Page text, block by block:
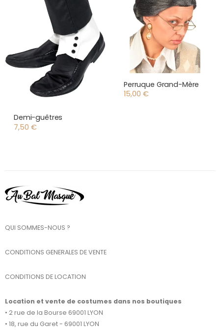
Demi-guêtres
7,50 €
Perruque Grand-Mère
15,00 €
QUI SOMMES-NOUS ?
CONDITIONS GENERALES DE VENTE
CONDITIONS DE LOCATION
Location et vente de costumes dans nos boutiques
• 2 rue de la Bourse 69001 LYON
• 18, rue du Garet - 69001 LYON